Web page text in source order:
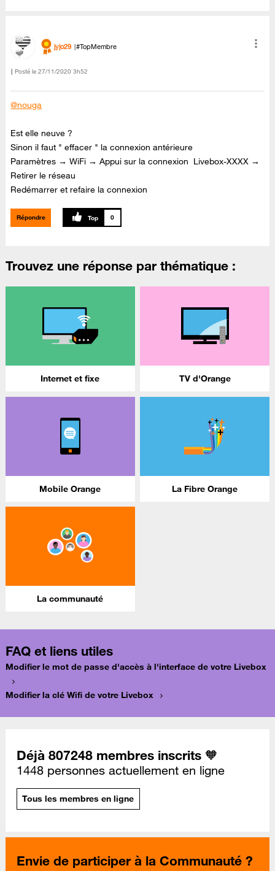
jyjo29 #TopMembre
Posté le ‎27/11/2020 3h52
@nouga
Est elle neuve ?
Sinon il faut " effacer " la connexion antérieure
Paramètres → WiFi → Appui sur la connexion Livebox-XXXX →
Retirer le réseau
Redémarrer et refaire la connexion
Répondre 0
Trouvez une réponse par thématique :
Internet et fixe TV d'Orange
Mobile Orange La Fibre Orange
La communauté
FAQ et liens utiles
Modifier le mot de passe d'accès à l'interface de votre Livebox
Modifier la clé Wifi de votre Livebox
Déjà 807248 membres inscrits 🧡
1448 personnes actuellement en ligne
Tous les membres en ligne
Envie de participer à la Communauté ?